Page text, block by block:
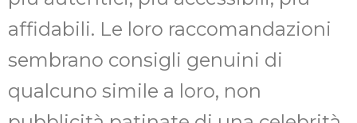
affidabili. Le loro raccomandazioni
sembrano consigli genuini di
qualcuno simile a loro, non